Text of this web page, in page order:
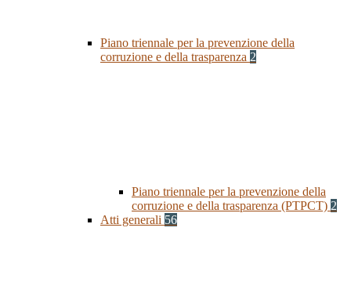
Piano triennale per la prevenzione della
corruzione e della trasparenza 2
Piano triennale per la prevenzione della
corruzione e della trasparenza (PTPCT) 2
Atti generali 56